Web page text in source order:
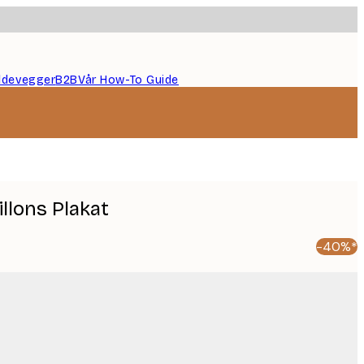
B2BVår How-To Guide
Plakat
-40%*